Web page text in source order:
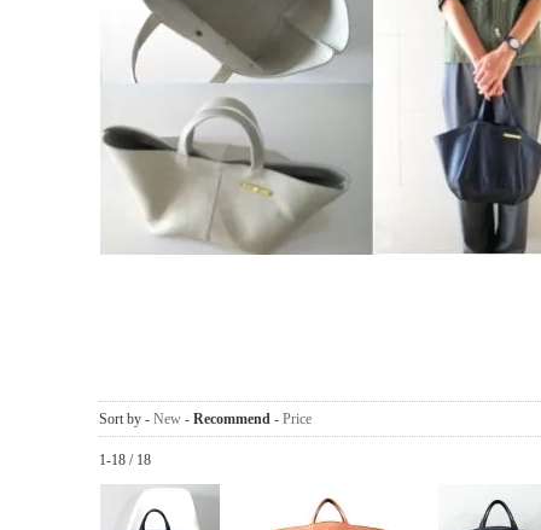
Sort by - New - Recommend - Price
1-18 / 18